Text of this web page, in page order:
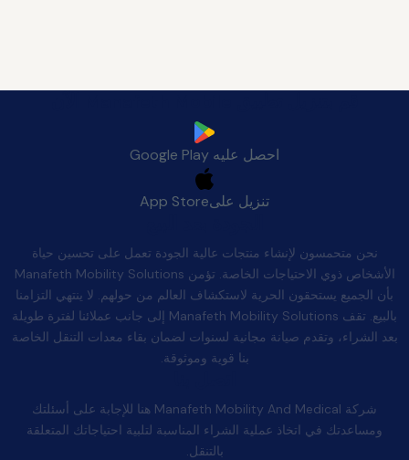
احصل عليه Google Play
تنزيل علىApp Store
نحن متحمسون لإنشاء منتجات عالية الجودة تعمل على تحسين حياة
الأشخاص ذوي الاحتياجات الخاصة. تؤمن Manafeth Mobility Solutions
بأن الجميع يستحقون الحرية لاستكشاف العالم من حولهم. لا ينتهي التزامنا
بالبيع. تقف Manafeth Mobility Solutions إلى جانب عملائنا لفترة طويلة
بعد الشراء، وتقدم صيانة مجانية لسنوات لضمان بقاء معدات التنقل الخاصة
بنا قوية وموثوقة.
شركة Manafeth Mobility And Medical هنا للإجابة على أسئلتك
ومساعدتك في اتخاذ عملية الشراء المناسبة لتلبية احتياجاتك المتعلقة
بالتنقل.